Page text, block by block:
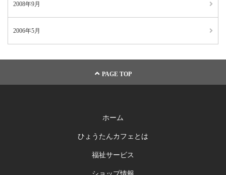
2008年9月
2006年5月
PAGE TOP
ホーム
ひょうたんカフェとは
福祉サービス